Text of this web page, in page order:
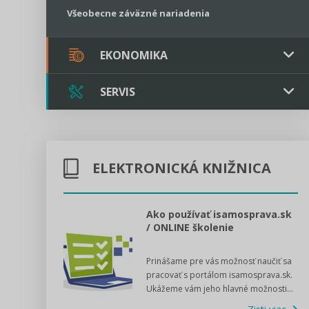
Všeobecne záväzné nariadenia
EKONOMIKA
Verejné obstarávanie
Majetok
Rozpočet
Sociálne podniky
Štátna pomoc
SERVIS
Kontakt
Tlačová agentúra
VIDEO produkcia
ELEKTRONICKÁ KNIŽNICA
Ako používať isamosprava.sk
/ ONLINE školenie
Prinášame pre vás možnosť naučiť sa
pracovať s portálom isamosprava.sk.
Ukážeme vám jeho hlavné možnosti...